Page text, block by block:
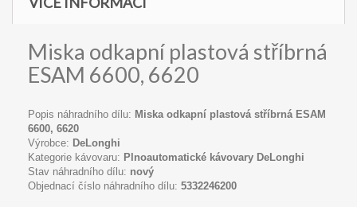
Miska odkapní plastová stříbrná
ESAM 6600, 6620
Popis náhradního dílu: Miska odkapní plastová stříbrná ESAM
6600, 6620
Výrobce: DeLonghi
Kategorie kávovaru: Plnoautomatické kávovary DeLonghi
Stav náhradního dílu: nový
Objednací číslo náhradního dílu: 5332246200